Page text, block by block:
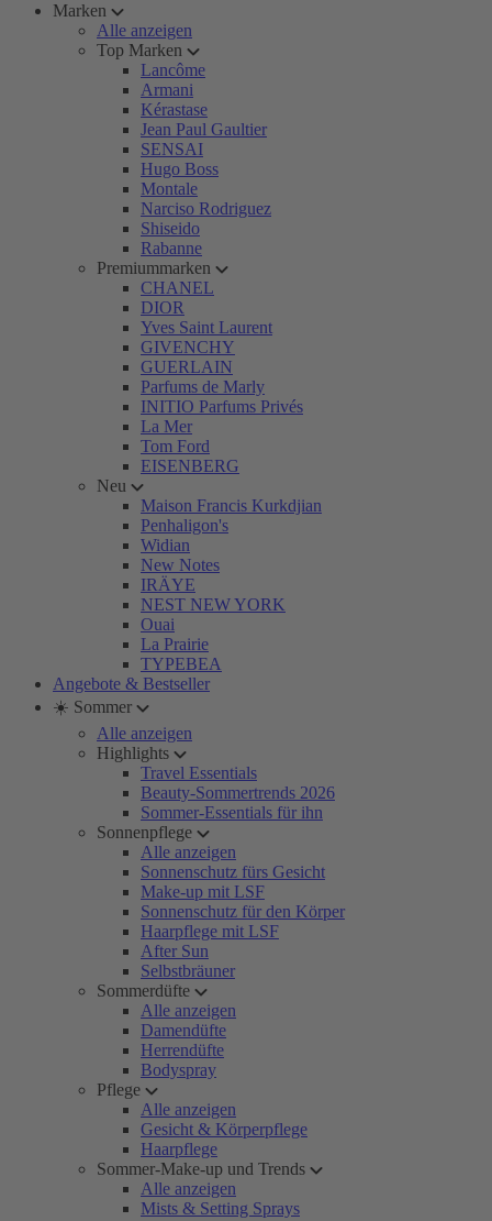
Marken
Alle anzeigen
Top Marken
Lancôme
Armani
Kérastase
Jean Paul Gaultier
SENSAI
Hugo Boss
Montale
Narciso Rodriguez
Shiseido
Rabanne
Premiummarken
CHANEL
DIOR
Yves Saint Laurent
GIVENCHY
GUERLAIN
Parfums de Marly
INITIO Parfums Privés
La Mer
Tom Ford
EISENBERG
Neu
Maison Francis Kurkdjian
Penhaligon's
Widian
New Notes
IRÄYE
NEST NEW YORK
Ouai
La Prairie
TYPEBEA
Angebote & Bestseller
☀️ Sommer
Alle anzeigen
Highlights
Travel Essentials
Beauty-Sommertrends 2026
Sommer-Essentials für ihn
Sonnenpflege
Alle anzeigen
Sonnenschutz fürs Gesicht
Make-up mit LSF
Sonnenschutz für den Körper
Haarpflege mit LSF
After Sun
Selbstbräuner
Sommerdüfte
Alle anzeigen
Damendüfte
Herrendüfte
Bodyspray
Pflege
Alle anzeigen
Gesicht & Körperpflege
Haarpflege
Sommer-Make-up und Trends
Alle anzeigen
Mists & Setting Sprays